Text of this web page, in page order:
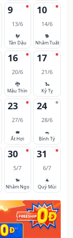
9
13/6
🐓
Tân Dậu
10
14/6
🐕
Nhâm Tuất
16
20/6
🐉
Mậu Thìn
17
21/6
🐍
Kỷ Tỵ
23
27/6
🐖
Ất Hợi
24
28/6
🐀
Bính Tý
30
5/7
🐎
Nhâm Ngọ
31
6/7
🐐
Quý Mùi